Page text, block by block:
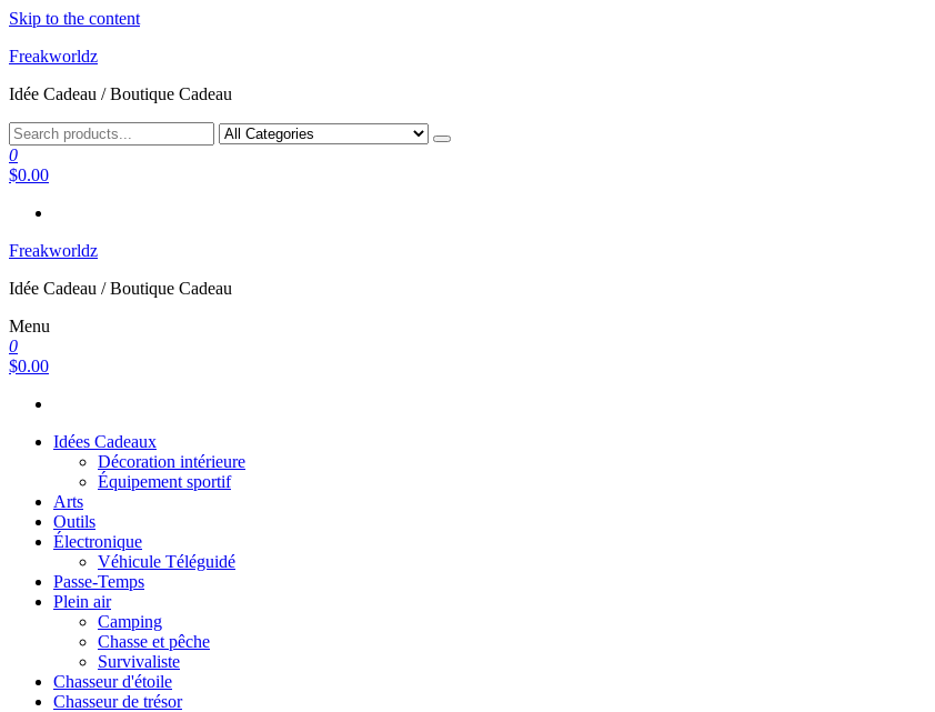
Skip to the content
Freakworldz
Idée Cadeau / Boutique Cadeau
0
$0.00
Freakworldz
Idée Cadeau / Boutique Cadeau
Menu
0
$0.00
Idées Cadeaux
Décoration intérieure
Équipement sportif
Arts
Outils
Électronique
Véhicule Téléguidé
Passe-Temps
Plein air
Camping
Chasse et pêche
Survivaliste
Chasseur d'étoile
Chasseur de trésor